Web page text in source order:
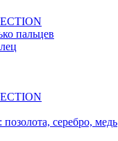
пальцев
позолота, серебро, медь